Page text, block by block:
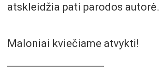
atskleidžia pati parodos autorė.
Maloniai kviečiame atvykti!